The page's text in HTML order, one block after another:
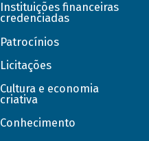
Instituições financeiras
credenciadas
Patrocínios
Licitações
Cultura e economia
criativa
Conhecimento